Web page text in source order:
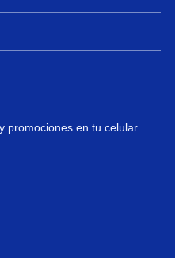
promociones en tu celular.